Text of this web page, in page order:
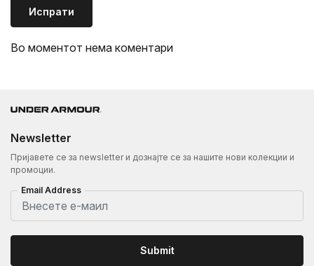
Испрати
Во моментот нема коментари
Newsletter
Пријавете се за newsletter и дознајте се за нашите нови колекции и
промоции.
Email Address
Submit